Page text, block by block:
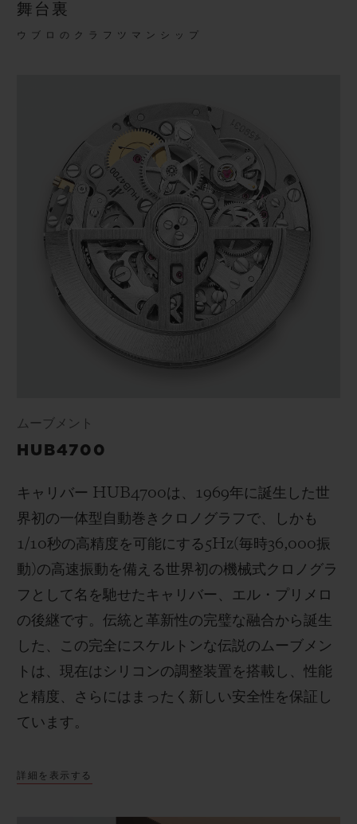
舞台裏
ウブロのクラフツマンシップ
ムーブメント
HUB4700
キャリバー HUB4700は、 1969年に誕生した世
界初の一体型自動巻きクロノグラフで、しかも
1/10秒の高精度を可能にする 5Hz(毎時36,000振
動 )の高速振動を備える世界初の機械式クロノグラ
フとして名を馳せたキャリバー、エル・プリメロ
の後継です。伝統と革新性の完璧な融合から誕生
した、この完全にスケルトンな伝説のムーブメン
トは、現在はシリコンの調整装置を搭載し、性能
と精度、さらにはまったく新しい安全性を保証し
ています。
詳細を表示する